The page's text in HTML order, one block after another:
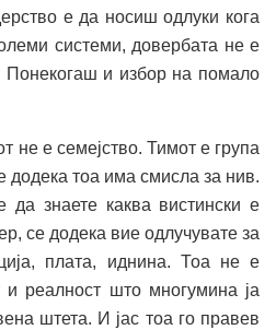
е да носиш одлуки кога
системи, довербата не е
Понекогаш и избор на помало
не е семејство. Тимот е група
додека тоа има смисла за нив.
знаете каква вистински е
се додека вие одлучувате за
плата, иднина. Тоа не е
и реалност што многумина ја
штета. И јас тоа го правев